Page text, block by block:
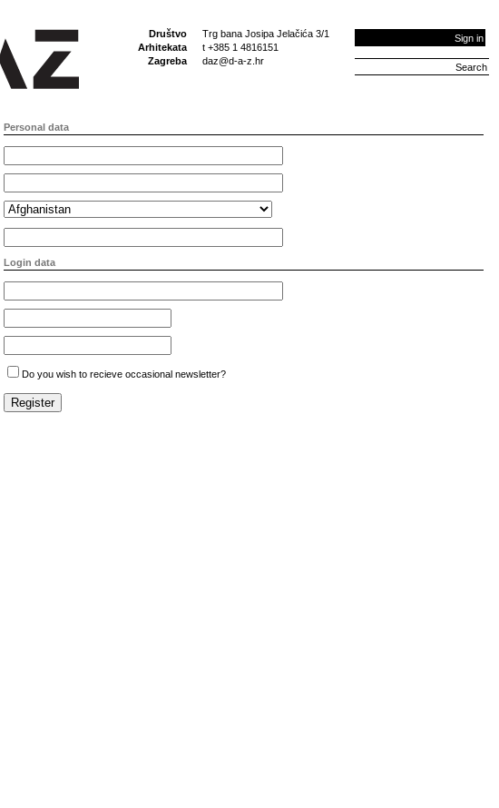
Društvo
Arhitekata
Zagreba
Trg bana Josipa Jelačića 3/1
t +385 1 4816151
daz@d-a-z.hr
Sign in
Personal data
Login data
Do you wish to recieve occasional newsletter?